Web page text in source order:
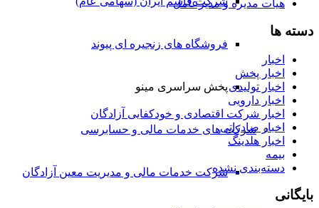
فروشگاه های زنجیره ای پیوند
پخش سراسری مینو
شرکت های خدمات مالی و حسابرسی
شرکت خدمات مالی و مدیریت معین آزادگان
هیات مدیره و مدیرعامل
دسته ها
اخبار
اخبار پخش
اخبار تولیدی
اخبار دارویی
اخبار شرکت اقتصادی و خودکفایی آزادگان
اخبار صادراتی
اخبار هلدینگ
بیمه
دسته‌بندی نشده
بایگانی